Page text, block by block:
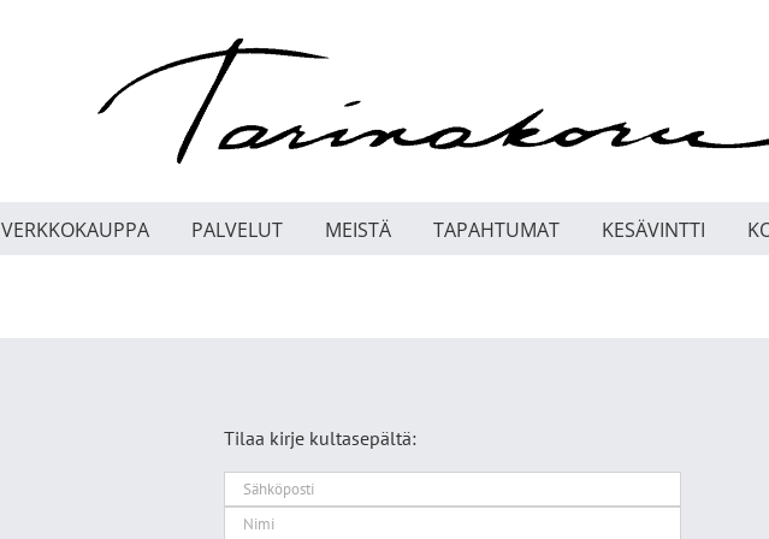
VERKKOKAUPPA PALVELUT MEISTÄ TAPAHTUMAT KESÄVINTTI
Tilaa kirje kultasepältä: